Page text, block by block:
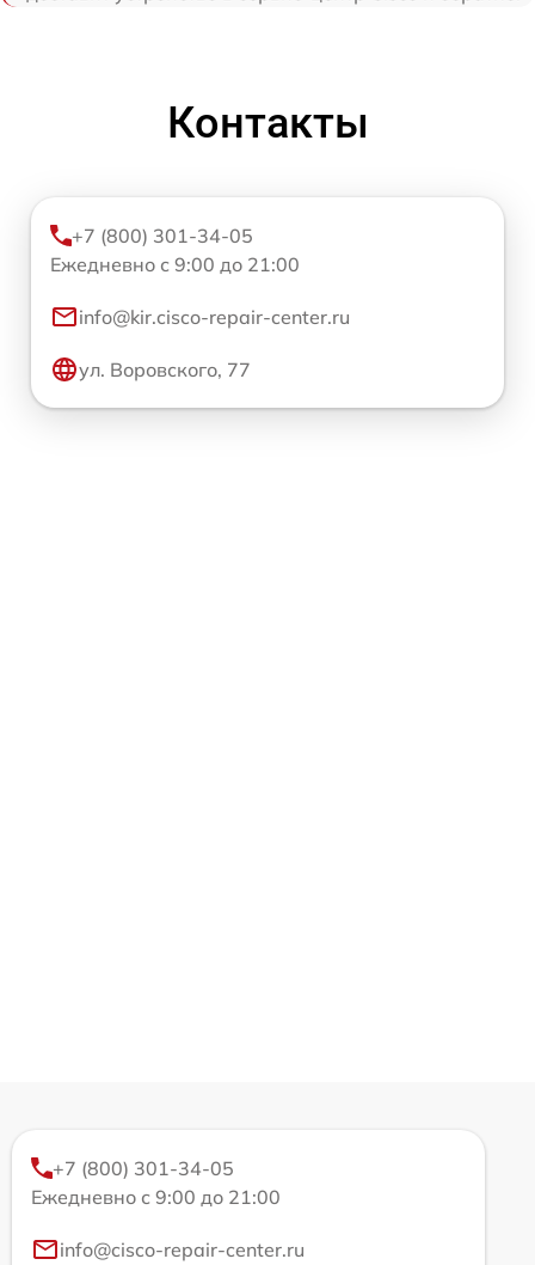
Контакты
+7 (800) 301-34-05
Ежедневно с 9:00 до 21:00
info@kir.cisco-repair-center.ru
ул. Воровского, 77
+7 (800) 301-34-05
Ежедневно с 9:00 до 21:00
info@cisco-repair-center.ru